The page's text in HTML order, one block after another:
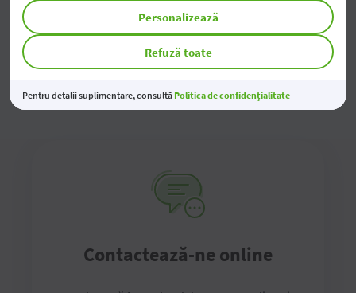
Broșura FGDSB
Formularul de informare a deponenților
Contactează-ne online
Refuză toate
Personalizează
Pentru detalii suplimentare, consultă Politica de confidențialitate